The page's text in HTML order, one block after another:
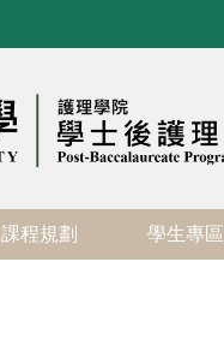
課程規劃 學生專區